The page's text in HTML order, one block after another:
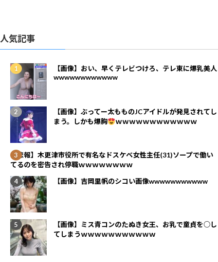
人気記事
【画像】おい、早くテレビつけろ、テレ東に爆乳美人
wwwwwwwwwwww
【画像】ぶってー太もものJCアイドルが発見されてし
まう。しかも爆胸
ｗｗｗｗｗｗｗｗｗｗｗｗ
【悲報】木更津市役所で有名なドスケベ女性主任(31)ソープで働い
てるのを密告され停職ｗｗｗｗｗｗｗｗ
【画像】吉岡里帆のシコい画像wwwwwwwwwww
【画像】ミス青コンのたぬき女王、お乳で童貞を○し
てしまうｗｗｗｗｗｗｗｗｗｗｗ